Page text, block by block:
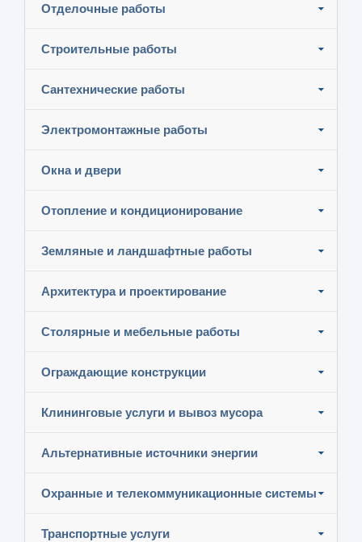
Отделочные работы
Строительные работы
Сантехнические работы
Электромонтажные работы
Окна и двери
Отопление и кондиционирование
Земляные и ландшафтные работы
Архитектура и проектирование
Столярные и мебельные работы
Ограждающие конструкции
Клининговые услуги и вывоз мусора
Альтернативные источники энергии
Охранные и телекоммуникационные системы
Транспортные услуги